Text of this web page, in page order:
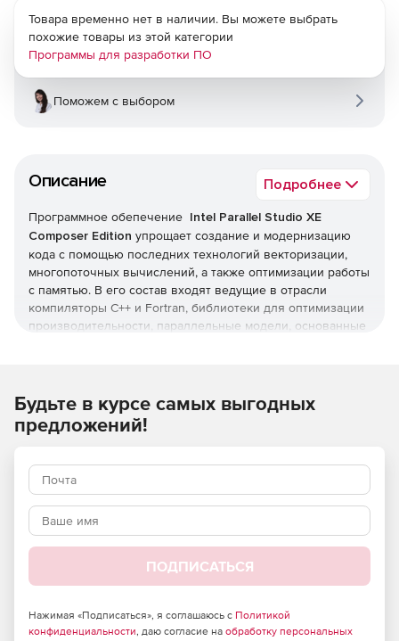
Описание Подробнее
Программное обепечение Intel Parallel Studio XE
Composer Edition упрощает создание и модернизацию
кода с помощью последних технологий векторизации,
многопоточных вычислений, а также оптимизации работы
с памятью. В его состав входят ведущие в отрасли
компиляторы С++ и Fortran, библиотеки для оптимизации
производительности, параллельные модели, основанные
который эффективно масштабируется на нынешних и
будущих платформах Intel.
включает компиляторы Intel C++ и Fortran,
высокопроизводительные библиотеки, параллельные
модели и Intel Distribution для Python.
Разработка высокопроизводительных приложений
помощью ведущих в отрасли компиляторов С++ и
Ускорение разработки благодаря параллельным
Товара временно нет в наличии. Вы можете выбрать
похожие товары из этой категории
Программы для разработки ПО
Поможем с выбором
Будьте в курсе самых выгодных
предложений!
ПОДПИСАТЬСЯ
Нажимая «Подписаться», я соглашаюсь с Политикой
конфиденциальности, даю согласие на обработку персональных